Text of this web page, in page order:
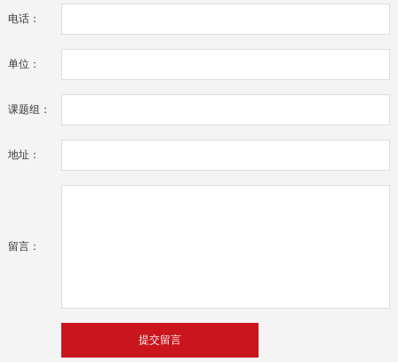
电话：
单位：
课题组：
地址：
留言：